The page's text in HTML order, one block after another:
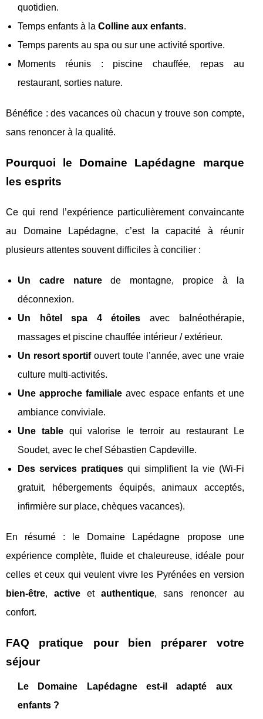
quotidien.
Temps enfants à la Colline aux enfants.
Temps parents au spa ou sur une activité sportive.
Moments réunis : piscine chauffée, repas au
restaurant, sorties nature.
Bénéfice : des vacances où chacun y trouve son compte,
sans renoncer à la qualité.
Pourquoi le Domaine Lapédagne marque
les esprits
Ce qui rend l’expérience particulièrement convaincante
au Domaine Lapédagne, c’est la capacité à réunir
plusieurs attentes souvent difficiles à concilier :
Un cadre naturede montagne, propice à la
déconnexion.
Un hôtel spa 4 étoiles avec balnéothérapie,
massages et piscine chauffée intérieur / extérieur.
Un resort sportifouvert toute l’année, avec une vraie
culture multi-activités.
Une approche familialeavec espace enfants et une
ambiance conviviale.
Une tablequi valorise le terroir au restaurant Le
Soudet, avec le chef Sébastien Capdeville.
Des services pratiquesqui simplifient la vie (Wi‑Fi
gratuit, hébergements équipés, animaux acceptés,
infirmière sur place, chèques vacances).
En résumé : le Domaine Lapédagne propose une
expérience complète, fluide et chaleureuse, idéale pour
celles et ceux qui veulent vivre les Pyrénées en version
bien-être,active etauthentique, sans renoncer au
confort.
FAQ pratique pour bien préparer votre
séjour
Le Domaine Lapédagne est-il adapté aux
enfants ?